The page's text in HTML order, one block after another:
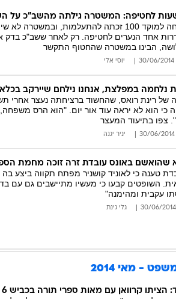
השיחה למוקד 100 זכתה להתעלמות,
אחד הנערים לחטיפה. רק לאחר ששב"כ
הבינו במשטרה שהחטוף התקשר
יוסי אלי
נלחמה במפלצת, אנחנו נילחם שיירקב
של רינת רואס, שהחשוד ברציחתה נעצר אחרי
כי הוא לא יראה עוד אור יום. "הוא הרס
צפו בתיעוד המעצר
יניר יגנה
שהואשם באונס עובדת זרה זוכה מחמת
טענה כי לאוניד קושניר מפתח תקווה ביצע
השופטים קבעו כי מעשיו מתיישבים גם עם
עקבית ומהימנה"
גלי גינת
- מאי 2014
הציתו קרוואן עם מאות ספרי תורה בכביש 6